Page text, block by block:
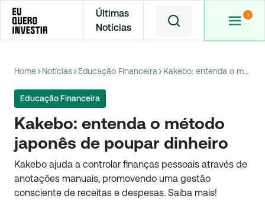
Últimas
Notícias
Home Notícias Educação Financeira Kakebo: entenda o método japonês de poupar dinheiro
Educação Financeira
Kakebo: entenda o método
japonês de poupar dinheiro
Kakebo ajuda a controlar finanças pessoais através de
anotações manuais, promovendo uma gestão
consciente de receitas e despesas. Saiba mais!